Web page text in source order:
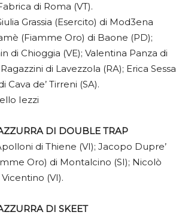
di Roma (VT).
Grassia (Esercito) di Mod3ena
(Fiamme Oro) di Baone (PD);
di Chioggia (VE); Valentina Panza di
di Lavezzola (RA); Erica Sessa
Cava de’ Tirreni (SA).
Iezzi
DI DOUBLE TRAP
di Thiene (VI); Jacopo Dupre’
Oro) di Montalcino (SI); Nicolò
(VI).
DI SKEET